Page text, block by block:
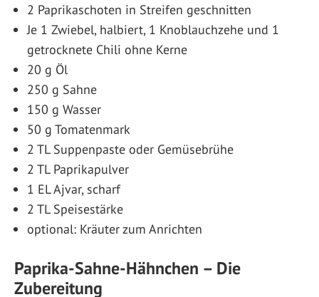
2 Paprikaschoten in Streifen geschnitten
Je 1 Zwiebel, halbiert, 1 Knoblauchzehe und 1
getrocknete Chili ohne Kerne
20 g Öl
250 g Sahne
150 g Wasser
50 g Tomatenmark
2 TL Suppenpaste oder Gemüsebrühe
2 TL Paprikapulver
1 EL Ajvar, scharf
2 TL Speisestärke
optional: Kräuter zum Anrichten
Paprika-Sahne-Hähnchen – Die
Zubereitung